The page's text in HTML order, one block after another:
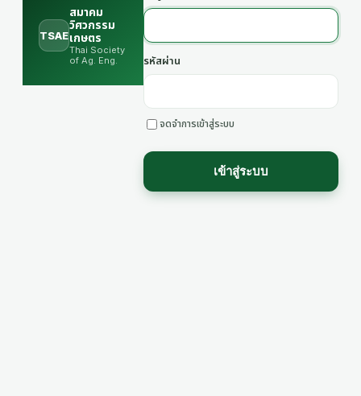
TSAE
สมาคม
วิศวกรรม
เกษตร
Thai Society
of Ag. Eng.
รหัสผ่าน
จดจำการเข้าสู่ระบบ
เข้าสู่ระบบ